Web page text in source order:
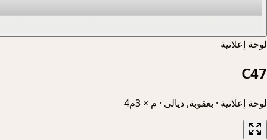
لوحة إعلانية
C47
لوحة إعلانية · بعقوبة, ديالى · 4م × 3م